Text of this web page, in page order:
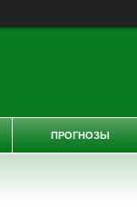
ПРОГНОЗЫ